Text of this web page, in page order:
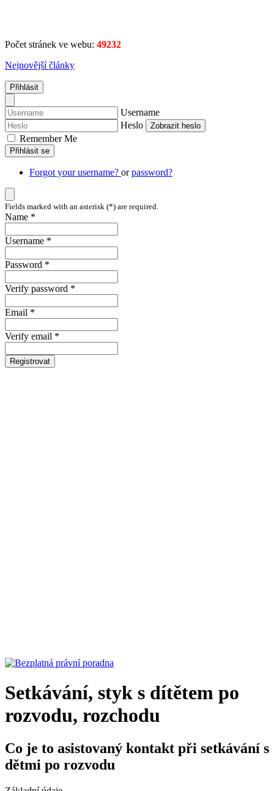
Počet stránek ve webu: 49232
Nejnovější články
Přihlásit
Username
Heslo
Zobrazit heslo
Remember Me
Přihlásit se
Forgot your username? orpassword?
Fields marked with an asterisk (*) are required.
Name *
Username *
Password *
Verify password *
Email *
Verify email *
Registrovat
Setkávání, styk s dítětem po
rozvodu, rozchodu
Co je to asistovaný kontakt při setkávání s
dětmi po rozvodu